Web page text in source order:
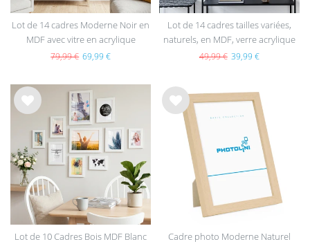
Lot de 14 cadres Moderne Noir en
MDF avec vitre en acrylique
79,99 € 69,99 €
Lot de 14 cadres tailles variées,
naturels, en MDF, verre acrylique
49,99 € 39,99 €
List
hait
s
Lot de 10 Cadres Bois MDF Blanc
List
Cadre photo Moderne Naturel